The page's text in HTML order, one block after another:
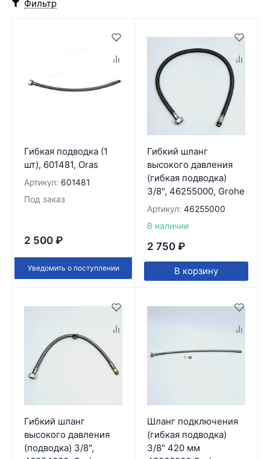
Фильтр
Гибкая подводка (1
шт), 601481, Oras
Артикул: 601481
Под заказ
2 500 ₽
Уведомить о поступлении
Гибкий шланг
высокого давления
(гибкая подводка)
3/8", 46255000, Grohe
Артикул: 46255000
В наличии
2 750 ₽
В корзину
Гибкий шланг
высокого давления
(подводка) 3/8",
Шланг подключения
(гибкая подводка)
3/8" 420 мм